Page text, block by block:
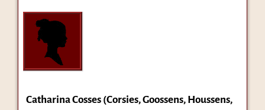
Catharina Cosses (Corsies, Goossens, Houssens,